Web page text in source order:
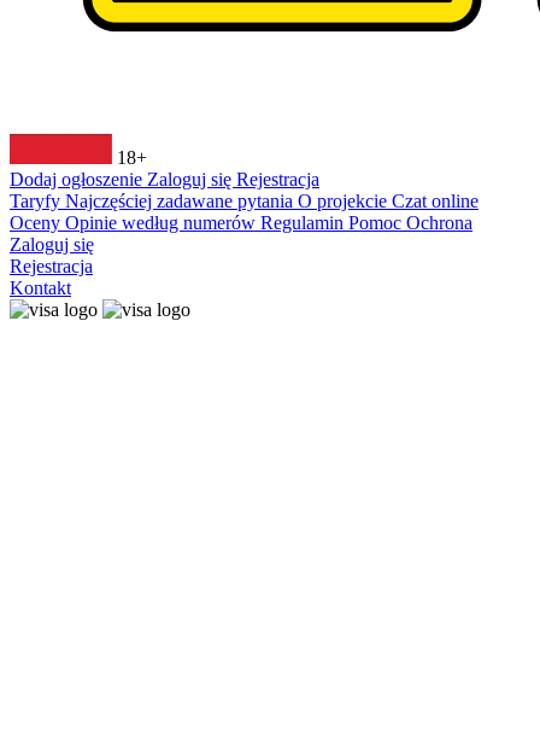
18+
Dodaj ogłoszenie Zaloguj się Rejestracja
Taryfy Najczęściej zadawane pytania O projekcie Czat online
Oceny Opinie według numerów Regulamin Pomoc Ochrona
Zaloguj się
Rejestracja
Kontakt